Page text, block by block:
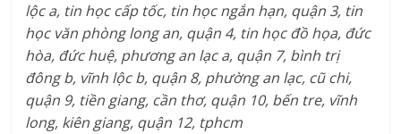
lộc a, tin học cấp tốc, tin học ngắn hạn, quận 3, tin
học văn phòng long an, quận 4, tin học đồ họa, đức
hòa, đức huệ, phương an lạc a, quận 7, bình trị
đông b, vĩnh lộc b, quận 8, phường an lạc, cũ chi,
quận 9, tiền giang, cần thơ, quận 10, bến tre, vĩnh
long, kiên giang, quận 12, tphcm